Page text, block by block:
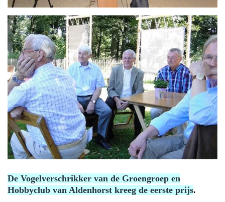
De Vogelverschrikker van de Groengroep en
Hobbyclub van Aldenhorst kreeg de eerste prijs.